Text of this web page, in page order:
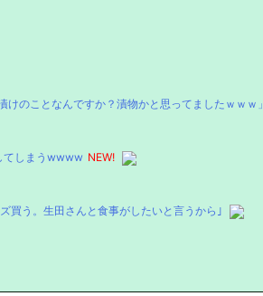
のことなんですか？漬物かと思ってましたｗｗｗ」
てしまうwwww NEW!
買う。生田さんと食事がしたいと言うから｣